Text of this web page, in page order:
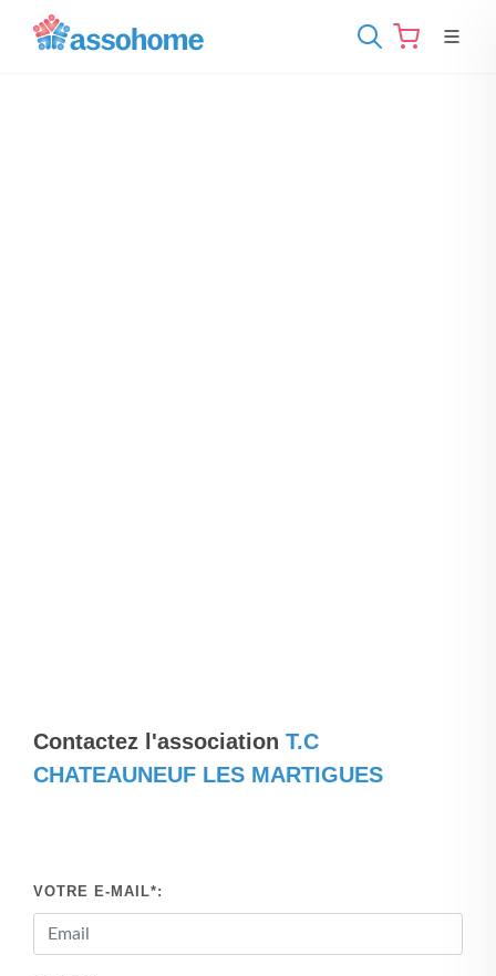
Contactez l'association T.C
CHATEAUNEUF LES MARTIGUES
VOTRE E-MAIL*: